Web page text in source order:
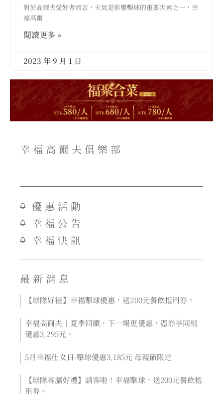
對於高爾夫愛好者而言，天氣是影響擊球的重要因素之一，幸
福高爾
閱讀更多 »
2023 年 9 月 1 日
幸福高爾夫俱樂部
優惠活動
幸福公告
幸福快訊
最新消息
【球隊好禮】幸福擊球優惠，送200元餐飲抵用券。
幸福高爾夫｜夏季回饋，下一場更優惠，憑券享同組
優惠3,295元。
5月幸福仕女日-擊球優惠3,185元 母親節限定
【球隊專屬好禮】請客啦！幸福擊球，送200元餐飲抵
用券。